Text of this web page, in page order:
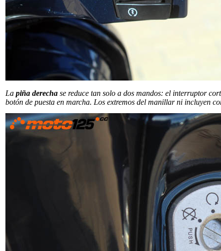
La piña derecha se reduce tan solo a dos mandos: el interruptor
botón de puesta en marcha. Los extremos del manillar ni incluyen